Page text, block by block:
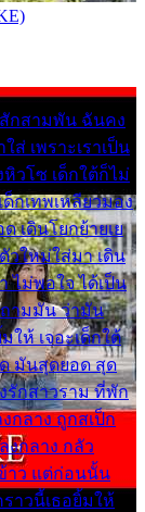
กสามพัน ฉันคง
ส่ เพราะเราเป็น
หิวโซ เด็กใต้ก็ไม่
กเทพเหลียวมอง
เดินโยกย้ายเย
วใหม่ใส่มา เดิน
ไม่พอใจ ได้เป็น
ามมัน ว่ามัน
ห้ เจอะเด็กใต้
มันสุดยอด สุด
รักสาวราม ที่พัก
กลาง ถูกสเป็ก
งกลาง กลัว
าว แต่ก่อนนั้น
ราวนี้เธอยิ้มให้